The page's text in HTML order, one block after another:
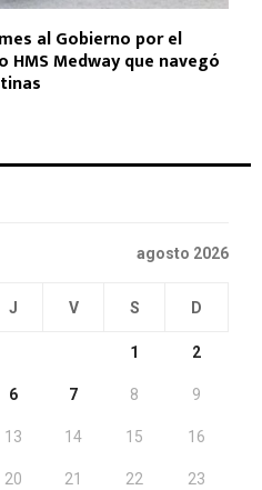
al Gobierno por el
Medway que navegó
agosto 2026
J V S D
1 2
6 7 8 9
13 14 15 16
20 21 22 23